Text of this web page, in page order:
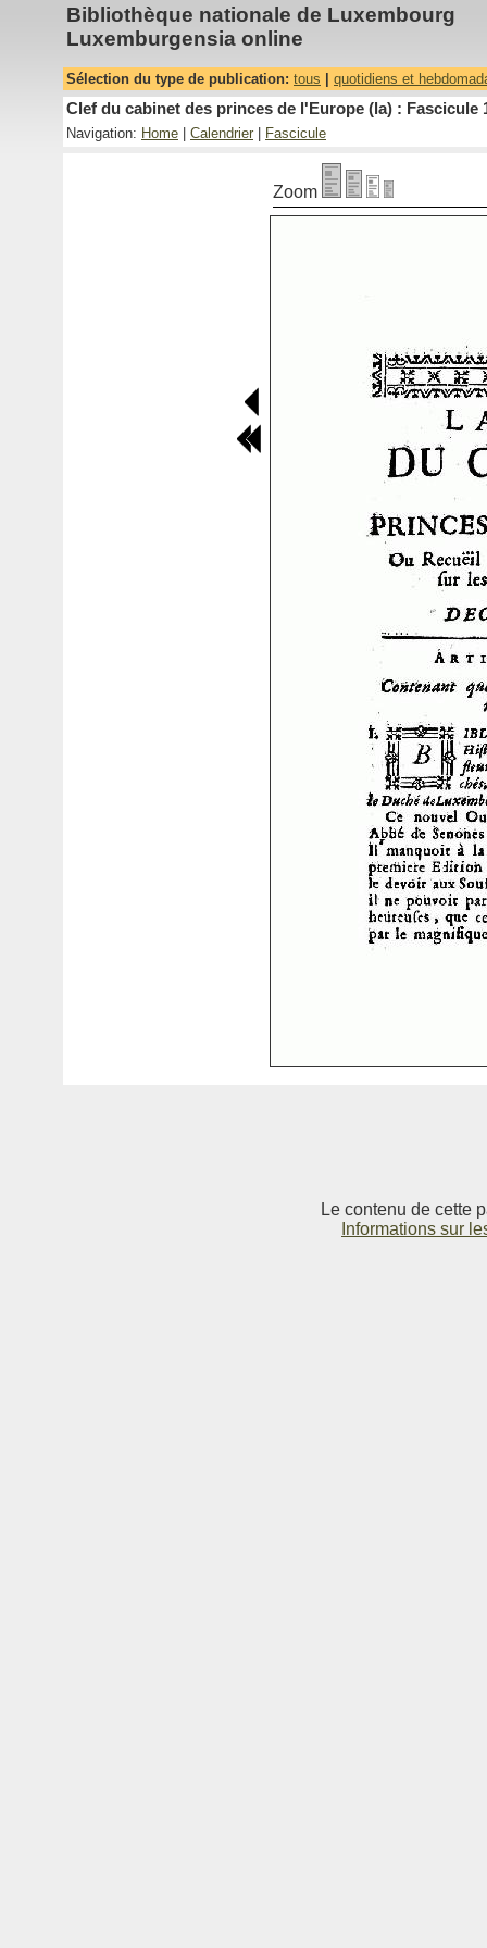
Bibliothèque nationale de Luxembourg
Luxemburgensia online
Sélection du type de publication: tous quotidiens et
Clef du cabinet des princes de l'Europe (la) : Fascicule
Navigation: Home Calendrier Fascicule
Zoom
Le contenu de cette
Informations sur